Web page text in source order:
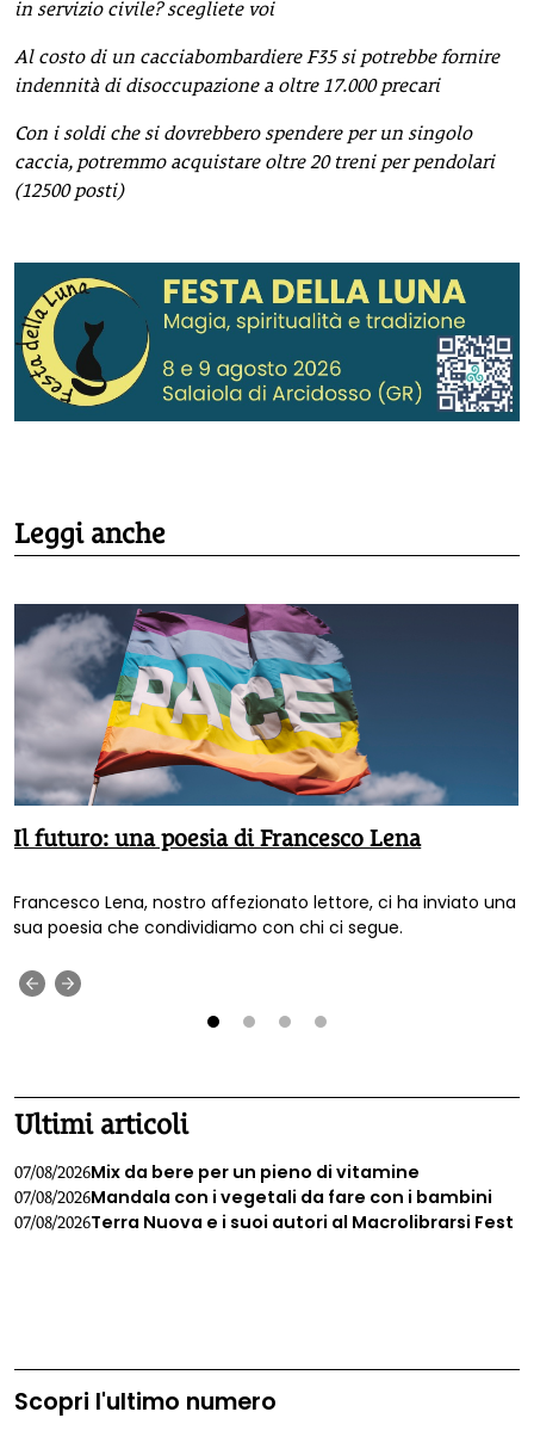
in servizio civile? scegliete voi
Al costo di un cacciabombardiere F35 si potrebbe fornire
indennità di disoccupazione a oltre 17.000 precari
Con i soldi che si dovrebbero spendere per un singolo
caccia, potremmo acquistare oltre 20 treni per pendolari
(12500 posti)
Leggi anche
Il futuro: una poesia di Francesco Lena
Francesco Lena, nostro affezionato lettore, ci ha inviato una
sua poesia che condividiamo con chi ci segue.
Ultimi articoli
07/08/2026Mix da bere per un pieno di vitamine
07/08/2026Mandala con i vegetali da fare con i bambini
07/08/2026Terra Nuova e i suoi autori al Macrolibrarsi Fest
Scopri l'ultimo numero